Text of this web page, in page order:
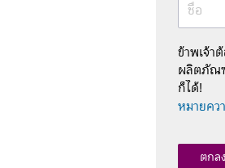
ชื่อ
ข้าพเจ้า
ผลิตภัณฑ์
ก็ได้!
หมายคว